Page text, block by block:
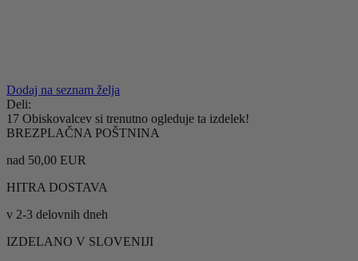
Dodaj na seznam želja
Deli:
17 Obiskovalcev si trenutno ogleduje ta izdelek!
BREZPLAČNA POŠTNINA
nad 50,00 EUR
HITRA DOSTAVA
v 2-3 delovnih dneh
IZDELANO V SLOVENIJI